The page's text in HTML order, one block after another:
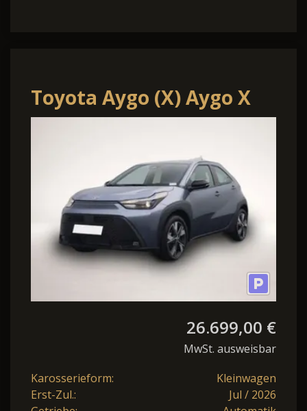
Toyota Aygo (X) Aygo X
Pure 1.5 Hybrid 116PS
Automatik Sitzhe.
26.699,00 €
MwSt. ausweisbar
Karosserieform:
Kleinwagen
Erst-Zul.:
Jul / 2026